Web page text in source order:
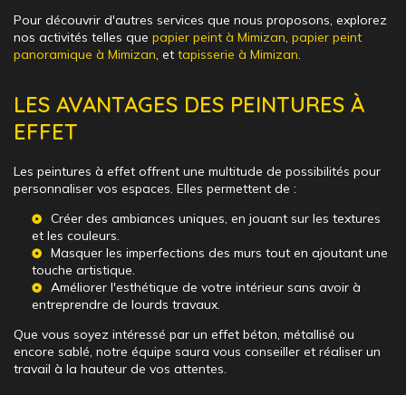
Pour découvrir d'autres services que nous proposons, explorez
nos activités telles que papier peint à Mimizan, papier peint
panoramique à Mimizan, et tapisserie à Mimizan.
LES AVANTAGES DES PEINTURES À
EFFET
Les peintures à effet offrent une multitude de possibilités pour
personnaliser vos espaces. Elles permettent de :
Créer des ambiances uniques, en jouant sur les textures
et les couleurs.
Masquer les imperfections des murs tout en ajoutant une
touche artistique.
Améliorer l'esthétique de votre intérieur sans avoir à
entreprendre de lourds travaux.
Que vous soyez intéressé par un effet béton, métallisé ou
encore sablé, notre équipe saura vous conseiller et réaliser un
travail à la hauteur de vos attentes.